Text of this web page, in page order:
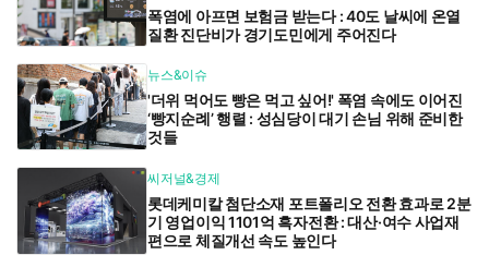
폭염에 아프면 보험금 받는다 : 40도 날씨에 온열
질환 진단비가 경기도민에게 주어진다
뉴스&이슈
'더위 먹어도 빵은 먹고 싶어!' 폭염 속에도 이어진
‘빵지순례’ 행렬 : 성심당이 대기 손님 위해 준비한
것들
씨저널&경제
롯데케미칼 첨단소재 포트폴리오 전환 효과로 2분
기 영업이익 1101억 흑자전환 : 대산·여수 사업재
편으로 체질개선 속도 높인다